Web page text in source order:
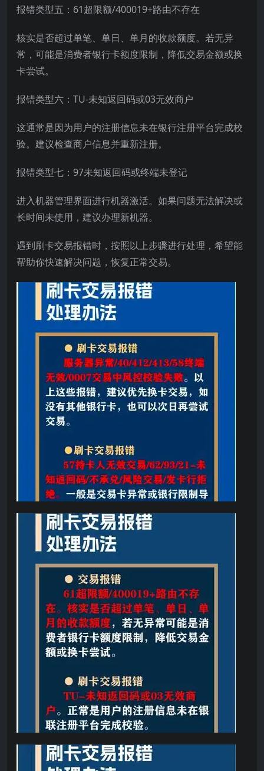
报错类型五：61超限额/400019+路由不存在
核实是否超过单笔、单日、单月的收款额度。若无异
常，可能是消费者银行卡额度限制，降低交易金额或换
卡尝试。
报错类型六：TU-未知返回码或03无效商户
这通常是因为用户的注册信息未在银行注册平台完成校
验。建议检查商户信息并重新注册。
报错类型七：97未知返回码或终端未登记
进入机器管理界面进行机器激活。如果问题无法解决或
长时间未使用，建议办理新机器。
遇到刷卡交易报错时，按照以上步骤进行处理，希望能
帮助你快速解决问题，恢复正常交易。